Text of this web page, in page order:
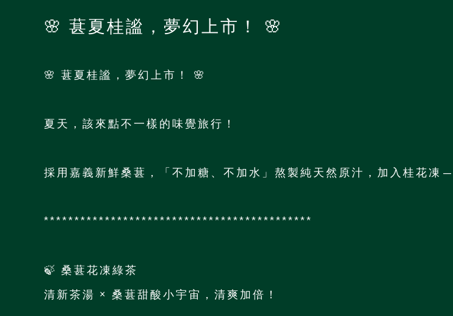
🌸 葚夏桂謐，夢幻上市！ 🌸
🌸 葚夏桂謐，夢幻上市！ 🌸
夏天，該來點不一樣的味覺旅行！
採用嘉義新鮮桑葚，「不加糖、不加水」熬製純天然原汁，加入桂花
********************************************
🍃 桑葚花凍綠茶
清新茶湯 × 桑葚甜酸小宇宙，清爽加倍！